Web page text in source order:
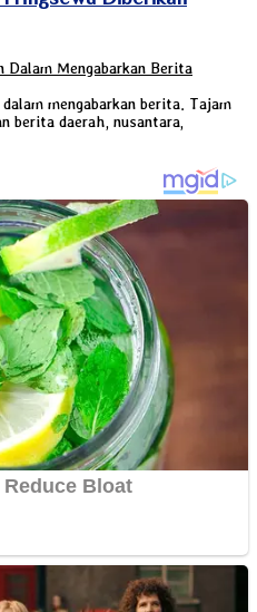
mengabarkan berita. Tajam
berita daerah, nusantara,